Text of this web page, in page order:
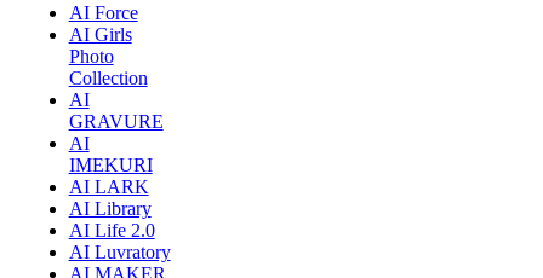
AI Force
AI Girls
Photo
Collection
AI
GRAVURE
AI
IMEKURI
AI LARK
AI Library
AI Life 2.0
AI Luvratory
AI MAKER